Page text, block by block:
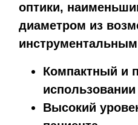
оптики,
диаметром из
Компактный и
использовании
Высокий